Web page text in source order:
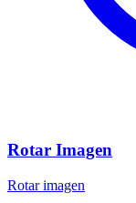
Rotar Imagen
Rotar imagen